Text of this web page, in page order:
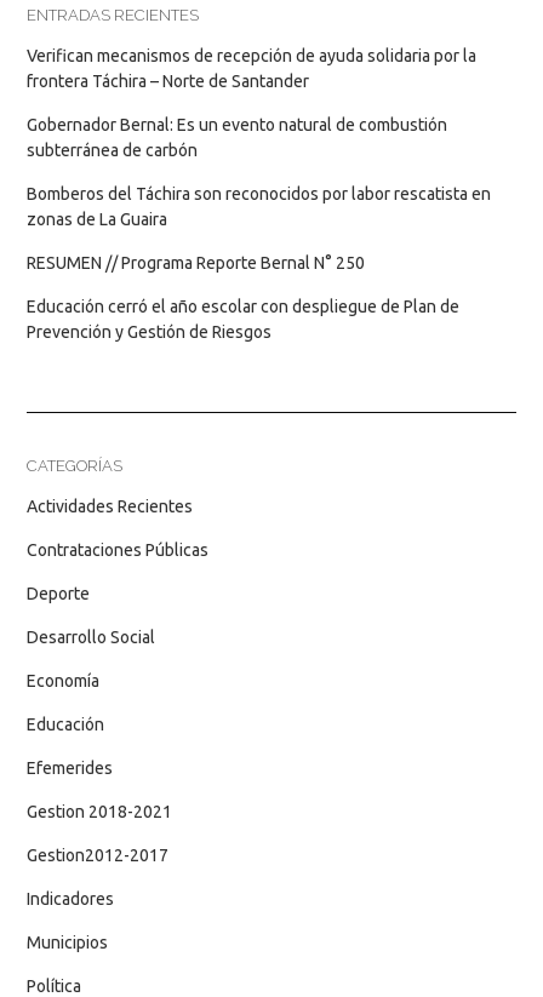
ENTRADAS RECIENTES
Verifican mecanismos de recepción de ayuda solidaria por la
frontera Táchira – Norte de Santander
Gobernador Bernal: Es un evento natural de combustión
subterránea de carbón
Bomberos del Táchira son reconocidos por labor rescatista en
zonas de La Guaira
RESUMEN // Programa Reporte Bernal N° 250
Educación cerró el año escolar con despliegue de Plan de
Prevención y Gestión de Riesgos
CATEGORÍAS
Actividades Recientes
Contrataciones Públicas
Deporte
Desarrollo Social
Economía
Educación
Efemerides
Gestion 2018-2021
Gestion2012-2017
Indicadores
Municipios
Política